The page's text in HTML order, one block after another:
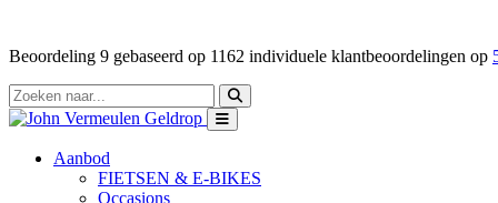
Beoordeling 9 gebaseerd op 1162 individuele klantbeoordelingen op
Aanbod
FIETSEN & E-BIKES
Occasions